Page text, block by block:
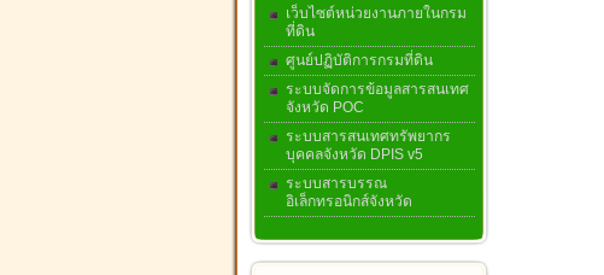
เว็บไซต์หน่วยงานภายในกรม
ที่ดิน
ศูนย์ปฏิบัติการกรมที่ดิน
ระบบจัดการข้อมูลสารสนเทศ
จังหวัด POC
ระบบสารสนเทศทรัพยากร
บุคคลจังหวัด DPIS v5
ระบบสารบรรณ
อิเล็กทรอนิกส์จังหวัด